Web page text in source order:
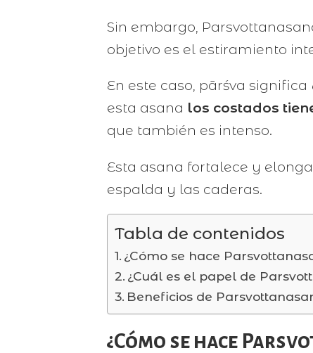
Sin embargo,
objetivo es el estiramiento
En este caso, pārśva significa
esta asana los costados
que también es intenso.
Esta asana fortalece y
espalda y las caderas.
Tabla de contenidos
¿Cómo se hace
¿Cuál es el papel de
Beneficios de
¿Cómo se hace